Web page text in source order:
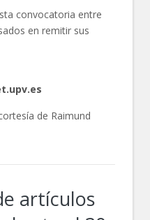
convocatoria entre
en remitir sus
de Raimund
artículos